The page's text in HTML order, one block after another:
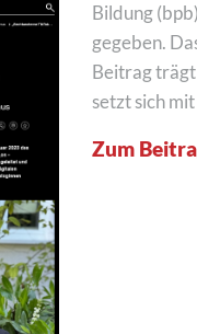
Bildung
gegeben.
Beitrag
setzt sich
Zum